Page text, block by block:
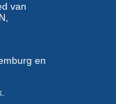
van
en